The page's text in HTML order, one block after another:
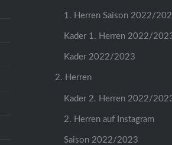
1. Herren Saison 2022/
Kader 1. Herren 2022/
Kader 2022/2023
2. Herren
Kader 2. Herren 2022/
2. Herren auf Instagram
Saison 2022/2023